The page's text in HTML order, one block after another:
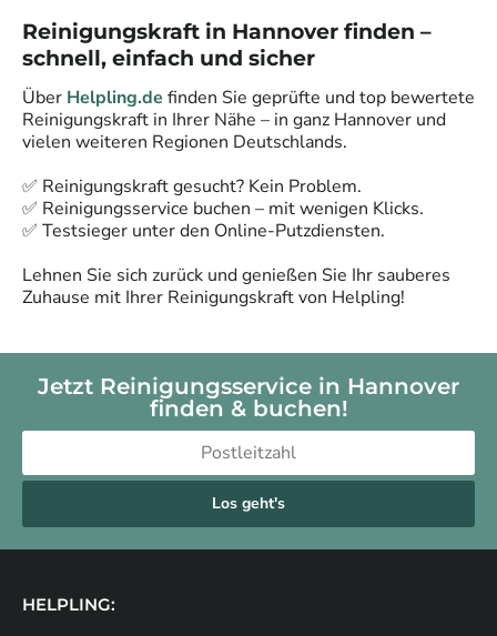
Reinigungskraft in Hannover finden –
schnell, einfach und sicher
Über Helpling.de finden Sie geprüfte und top bewertete
Reinigungskraft in Ihrer Nähe – in ganz Hannover und
vielen weiteren Regionen Deutschlands.
✅ Reinigungskraft gesucht? Kein Problem.
✅ Reinigungsservice buchen – mit wenigen Klicks.
✅ Testsieger unter den Online-Putzdiensten.
Lehnen Sie sich zurück und genießen Sie Ihr sauberes
Zuhause mit Ihrer Reinigungskraft von Helpling!
Jetzt Reinigungsservice in Hannover
finden & buchen!
Los geht's
HELPLING: